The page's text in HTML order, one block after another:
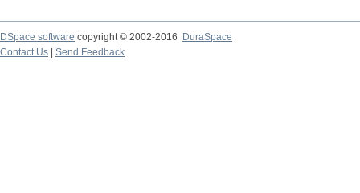
DSpace software copyright © 2002-2016
DuraSpace
Contact Us
Send Feedback